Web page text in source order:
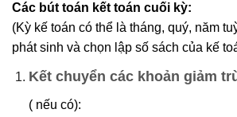
Các bút toán kết toán cuối kỳ:
(Kỳ kế toán có thể là tháng, quý, năm
phát sinh và chọn lập số sách của kế
Kết chuyển các khoản giảm
( nếu có):